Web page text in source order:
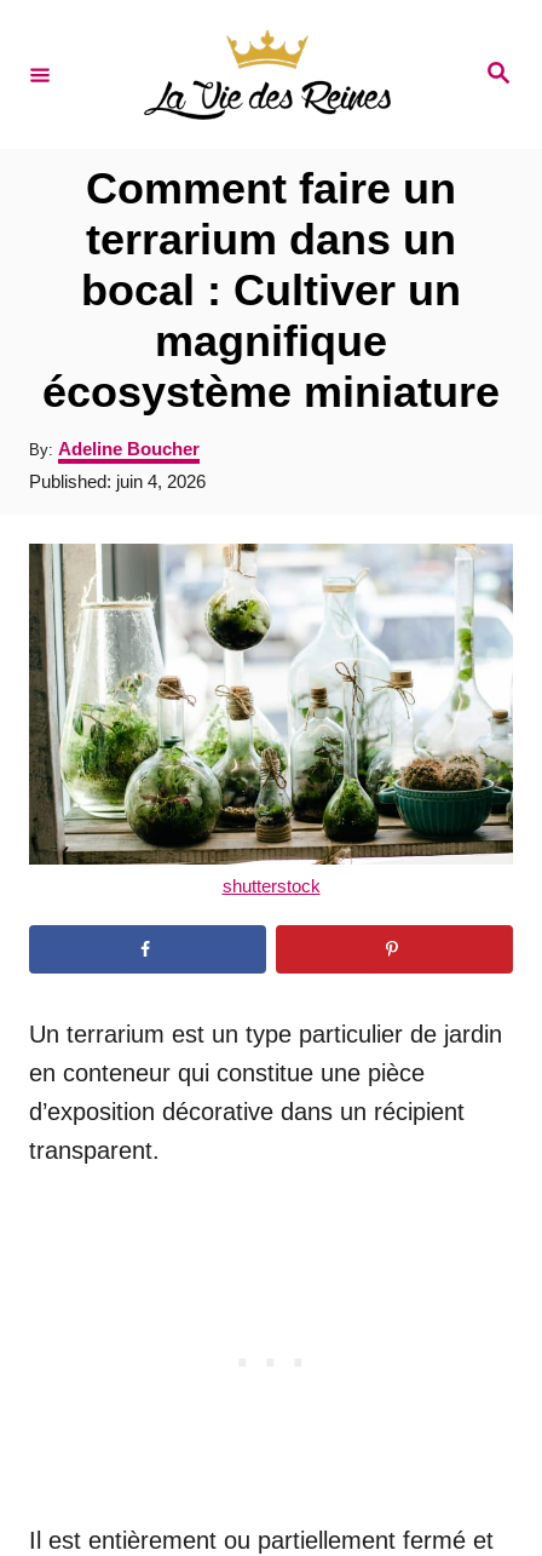
S
Comment faire un
terrarium dans un
bocal : Cultiver un
magnifique
écosystème miniature
By: A
u
t
o
r
Adeline Boucher
P
d
o
n
Published: juin 4, 2026
shutterstock
Un terrarium est un type particulier de jardin
en conteneur qui constitue une pièce
d’exposition décorative dans un récipient
transparent.
Il est entièrement ou partiellement fermé et